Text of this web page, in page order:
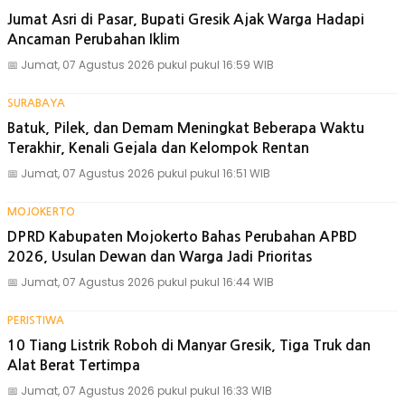
Jumat Asri di Pasar, Bupati Gresik Ajak Warga Hadapi
Ancaman Perubahan Iklim
📅 Jumat, 07 Agustus 2026 pukul pukul 16:59 WIB
SURABAYA
Batuk, Pilek, dan Demam Meningkat Beberapa Waktu
Terakhir, Kenali Gejala dan Kelompok Rentan
📅 Jumat, 07 Agustus 2026 pukul pukul 16:51 WIB
MOJOKERTO
DPRD Kabupaten Mojokerto Bahas Perubahan APBD
2026, Usulan Dewan dan Warga Jadi Prioritas
📅 Jumat, 07 Agustus 2026 pukul pukul 16:44 WIB
PERISTIWA
10 Tiang Listrik Roboh di Manyar Gresik, Tiga Truk dan
Alat Berat Tertimpa
📅 Jumat, 07 Agustus 2026 pukul pukul 16:33 WIB